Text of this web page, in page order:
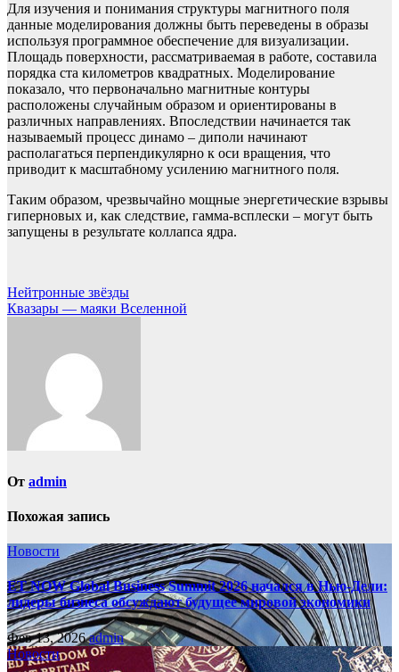
Для изучения и понимания структуры магнитного поля
данные моделирования должны быть переведены в образы
используя программное обеспечение для визуализации.
Площадь поверхности, рассматриваемая в работе, составила
порядка ста километров квадратных. Моделирование
показало, что первоначально магнитные контуры
расположены случайным образом и ориентированы в
различных направлениях. Впоследствии начинается так
называемый процесс динамо – диполи начинают
располагаться перпендикулярно к оси вращения, что
приводит к масштабному усилению магнитного поля.
Таким образом, чрезвычайно мощные энергетические взрывы
гиперновых и, как следствие, гамма-всплески – могут быть
запущены в результате коллапса ядра.
Навигация
по
Нейтронные звёзды
Квазары — маяки Вселенной
От admin
Похожая запись
Новости
ET NOW Global Business Summit 2026 начался в Нью‑Дели:
лидеры бизнеса обсуждают будущее мировой экономики
Фев 13, 2026admin
Новости